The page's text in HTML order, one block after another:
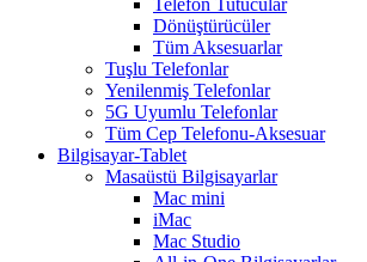
Telefon Tutucular
Dönüştürücüler
Tüm Aksesuarlar
Tuşlu Telefonlar
Yenilenmiş Telefonlar
5G Uyumlu Telefonlar
Tüm Cep Telefonu-Aksesuar
Bilgisayar-Tablet
Masaüstü Bilgisayarlar
Mac mini
iMac
Mac Studio